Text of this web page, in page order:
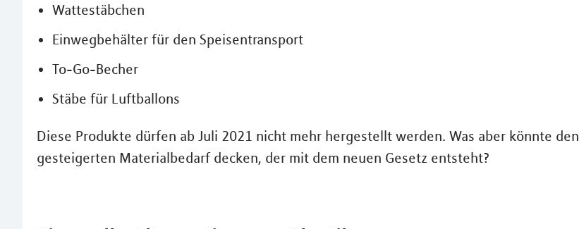
Wattestäbchen
Einwegbehälter für den Speisentransport
To-Go-Becher
Stäbe für Luftballons
Diese Produkte dürfen ab Juli 2021 nicht mehr hergestellt werden. Was aber könnte den
gesteigerten Materialbedarf decken, der mit dem neuen Gesetz entsteht?